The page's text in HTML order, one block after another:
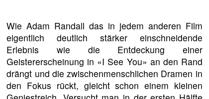
Wie Adam Randall das in jedem anderen Film
eigentlich deutlich stärker einschneidende
Erlebnis wie die Entdeckung einer
Geistererscheinung in «I See You» an den Rand
drängt und die zwischenmenschlichen Dramen in
den Fokus rückt, gleicht schon einem kleinen